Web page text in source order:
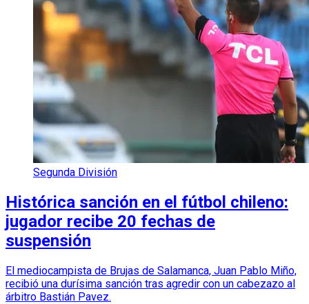
Segunda División
Histórica sanción en el fútbol chileno:
jugador recibe 20 fechas de
suspensión
El mediocampista de Brujas de Salamanca, Juan Pablo Miño,
recibió una durísima sanción tras agredir con un cabezazo al
árbitro Bastián Pavez.